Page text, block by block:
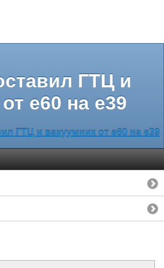
ГТЦ и
е60 на е39
ГТЦ и вакуумник от е60 на е39